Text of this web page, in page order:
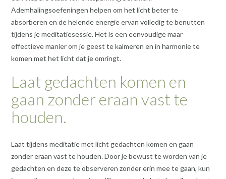
Ademhalingsoefeningen helpen om het licht beter te
absorberen en de helende energie ervan volledig te benutten
tijdens je meditatiesessie. Het is een eenvoudige maar
effectieve manier om je geest te kalmeren en in harmonie te
komen met het licht dat je omringt.
Laat gedachten komen en
gaan zonder eraan vast te
houden.
Laat tijdens meditatie met licht gedachten komen en gaan
zonder eraan vast te houden. Door je bewust te worden van je
gedachten en deze te observeren zonder erin mee te gaan, kun